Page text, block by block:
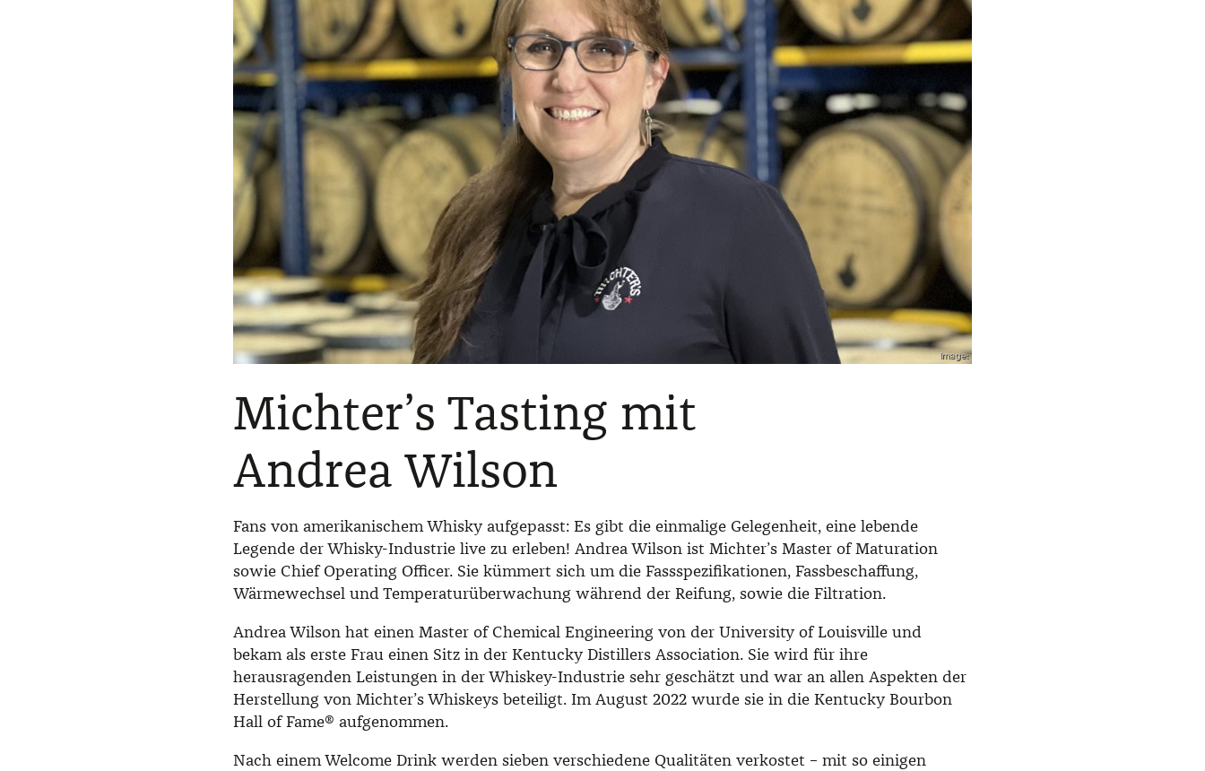
Michter’s Tasting mit
Andrea Wilson
Fans von amerikanischem Whisky aufgepasst: Es gibt die einmalige Gelegenheit, eine lebende
Legende der Whisky-Industrie live zu erleben! Andrea Wilson ist Michter’s Master of Maturation
sowie Chief Operating Officer. Sie kümmert sich um die Fassspezifikationen, Fassbeschaffung,
Wärmewechsel und Temperaturüberwachung während der Reifung, sowie die Filtration.
Andrea Wilson hat einen Master of Chemical Engineering von der University of Louisville und
bekam als erste Frau einen Sitz in der Kentucky Distillers Association. Sie wird für ihre
herausragenden Leistungen in der Whiskey-Industrie sehr geschätzt und war an allen Aspekten der
Herstellung von Michter’s Whiskeys beteiligt. Im August 2022 wurde sie in die Kentucky Bourbon
Hall of Fame® aufgenommen.
Nach einem Welcome Drink werden sieben verschiedene Qualitäten verkostet – mit so einigen